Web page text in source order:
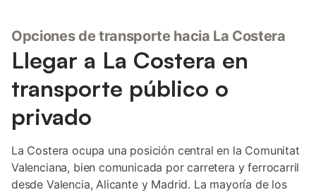
Opciones de transporte hacia La Costera
Llegar a La Costera en
transporte público o
privado
La Costera ocupa una posición central en la Comunitat
Valenciana, bien comunicada por carretera y ferrocarril
desde Valencia, Alicante y Madrid. La mayoría de los